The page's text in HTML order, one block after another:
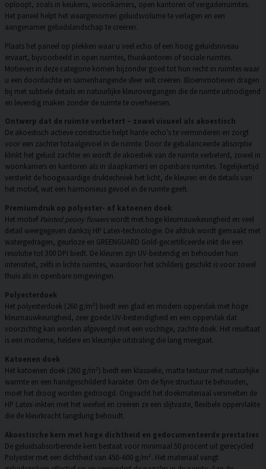
oploopt, zoals in keukens, woonkamers, open kantoren of vergaderruimtes.
Het paneel helpt het waargenomen geluidsvolume te verlagen en een
aangenamer geluidslandschap te creëren.
Plaats het paneel op plekken waar u veel echo of een hoog geluidsniveau
ervaart, bijvoorbeeld in open ruimtes, thuiskantoren of sociale ruimtes.
Motieven in deze categorie komen bijzonder goed tot hun recht in ruimtes waar
u een doordachte en samenhangende sfeer wilt creëren. Bloemmotieven dragen
bij met subtiele details en natuurlijke kleurovergangen die de ruimte uitnodigend
en levendig maken zonder de ruimte te overheersen.
Ontwerp dat de ruimte verbetert – zowel visueel als akoestisch
De akoestisch actieve constructie helpt harde echo's te verminderen en zorgt
voor een zachter totaalgevoel in de ruimte. Door de gebalanceerde absorptie
klinkt het geluid zachter en wordt de akoestiek van de ruimte verbeterd, zowel in
woonkamers en kantoren als in slaapkamers en openbare ruimtes. Tegelijkertijd
versterkt de hoogwaardige druktechniek het licht, de kleuren en de details van
het motief, wat een harmonieus gevoel in de ruimte geeft.
Premiumdruk op polyester- of katoenen doek
Het motief Painted peony flowerswordt met hoge kleurnauwkeurigheid en veel
detail weergegeven dankzij HP Latex-technologie. De afdruk wordt gemaakt met
watergedragen, geurloze en GREENGUARD Gold-gecertificeerde inkt die een
resolutie tot 300 DPI biedt. De kleuren zijn UV-bestendig en behouden hun
intensiteit, zelfs in lichte ruimtes, waardoor het schilderij geschikt is voor zowel
thuis als in openbare omgevingen.
Polyesterdoek
Het polyesterdoek (260 g/m²) biedt een glad en modern oppervlak met hoge
kleurnauwkeurigheid, zeer goede UV-bestendigheid en een oppervlak dat
voorzichtig kan worden afgeveegd met een vochtige, zachte doek. Het resultaat
is een moderne, heldere en kleurrijke uitstraling die lang meegaat.
Katoenen doek
Het katoenen doek (260 g/m²) biedt een klassieke, matte textuur met natuurlijke
warmte en een handgeschilderd karakter. Om de fijne structuur te behouden,
moet het droog worden gedroogd. Ongeacht het doekmateriaal versmelten de
HP Latex-inkten met het weefsel en creëren ze een slijtvaste, flexibele oppervlakte
die de kleurkracht langdurig behoudt.
Akoestische kern met hoge dichtheid en gedocumenteerde prestaties
De geluidsabsorberende kern bestaat voor minimaal 50 procent uit gerecycled
Polyester met een dichtheid van 450–600 g/m². Het materiaal vangt